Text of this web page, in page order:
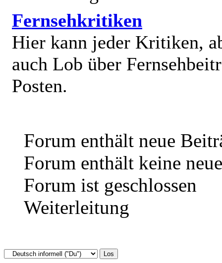
Fernsehkritiken
Hier kann jeder Kritiken,
auch Lob über
Posten.
Forum enthält neue
Forum enthält keine
Forum ist geschlossen
Weiterleitung